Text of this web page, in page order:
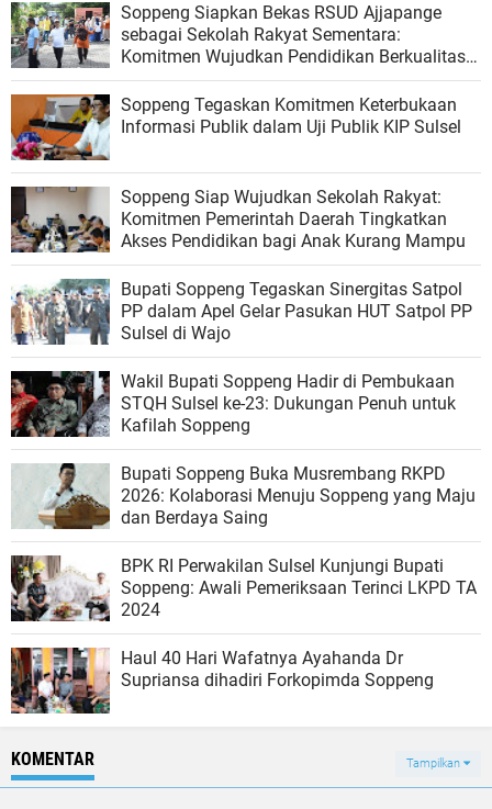
Soppeng Siapkan Bekas RSUD Ajjapange
sebagai Sekolah Rakyat Sementara:
Komitmen Wujudkan Pendidikan Berkualitas
bagi Anak Kurang Mampu
Soppeng Tegaskan Komitmen Keterbukaan
Informasi Publik dalam Uji Publik KIP Sulsel
Soppeng Siap Wujudkan Sekolah Rakyat:
Komitmen Pemerintah Daerah Tingkatkan
Akses Pendidikan bagi Anak Kurang Mampu
Bupati Soppeng Tegaskan Sinergitas Satpol
PP dalam Apel Gelar Pasukan HUT Satpol PP
Sulsel di Wajo
Wakil Bupati Soppeng Hadir di Pembukaan
STQH Sulsel ke-23: Dukungan Penuh untuk
Kafilah Soppeng
Bupati Soppeng Buka Musrembang RKPD
2026: Kolaborasi Menuju Soppeng yang Maju
dan Berdaya Saing
BPK RI Perwakilan Sulsel Kunjungi Bupati
Soppeng: Awali Pemeriksaan Terinci LKPD TA
2024
Haul 40 Hari Wafatnya Ayahanda Dr
Supriansa dihadiri Forkopimda Soppeng
KOMENTAR Tampilkan